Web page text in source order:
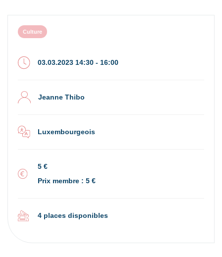
Culture
03.03.2023 14:30 - 16:00
Jeanne Thibo
Luxembourgeois
5 €
Prix membre : 5 €
4 places disponibles